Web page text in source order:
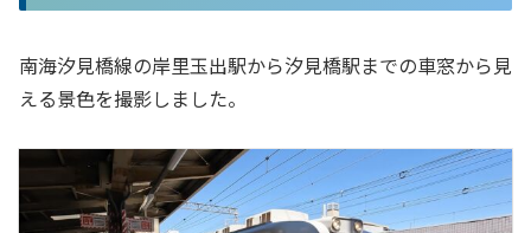
南海汐見橋線の岸里玉出駅から汐見橋駅までの車窓から見
える景色を撮影しました。